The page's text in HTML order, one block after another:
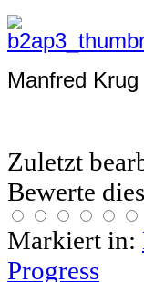
Manfred
Zuletzt
Bewerte
Markiert in:
Progress